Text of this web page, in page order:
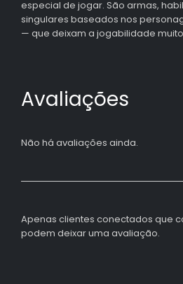
especial de jogar. São armas,
singulares baseados nos
— que deixam a jogabilidade
Avaliações
Não há avaliações ainda.
Apenas clientes conectados que
podem deixar uma avaliação.